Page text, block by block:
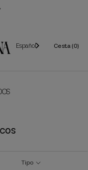
Español Cesta (0)
Tipo